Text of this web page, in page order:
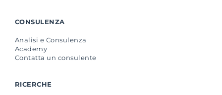
CONSULENZA
Analisi e Consulenza
Academy
Contatta un consulente
RICERCHE